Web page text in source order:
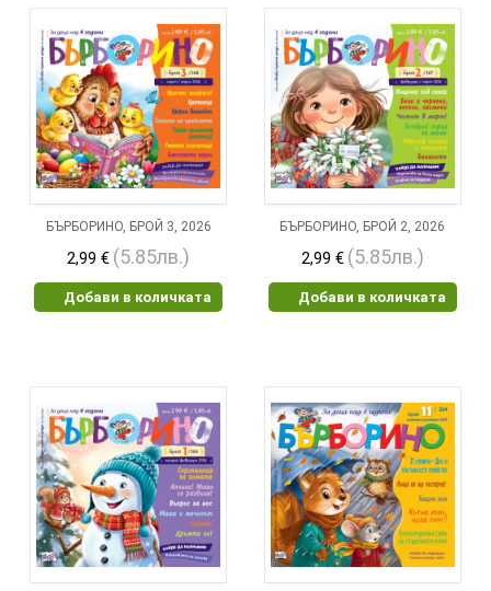
БЪРБОРИНО, БРОЙ 3, 2026
2,99 € (5.85лв.)
Добави в количката
БЪРБОРИНО, БРОЙ 2, 2026
2,99 € (5.85лв.)
Добави в количката